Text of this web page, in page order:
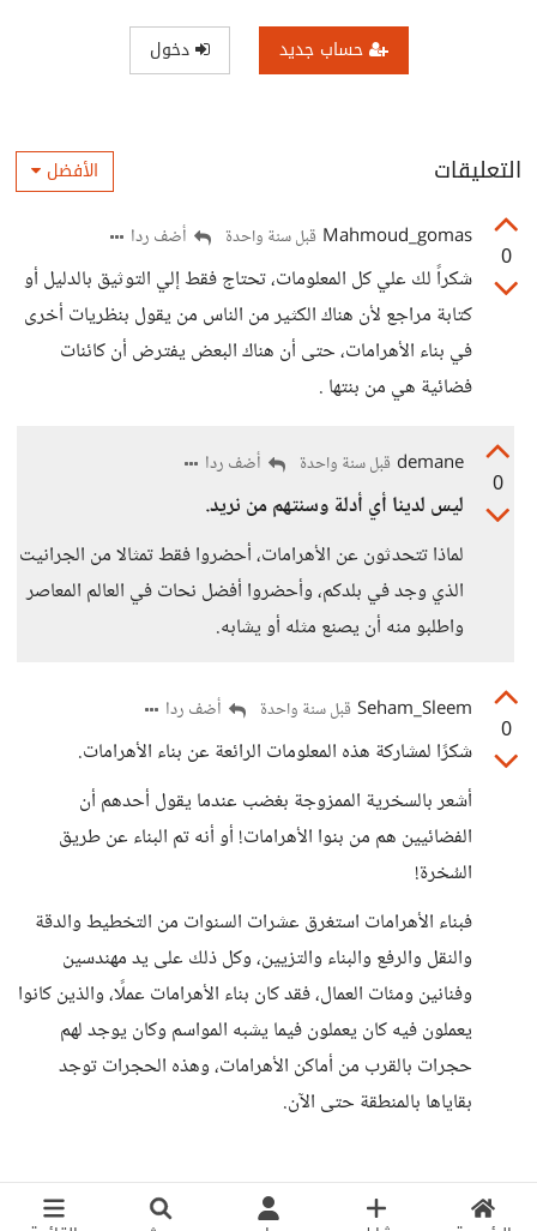
حساب جديد دخول
التعليقات الأفضل
0
Mahmoud_gomas قبل سنة واحدة أضف ردا
شكراً لك علي كل المعلومات، تحتاج فقط إلي التوثيق بالدليل أو
كتابة مراجع لأن هناك الكثير من الناس من يقول بنظريات أخرى
في بناء الأهرامات، حتى أن هناك البعض يفترض أن كائنات
فضائية هي من بنتها .
0
demane قبل سنة واحدة أضف ردا
ليس لدينا أي أدلة وسنتهم من نريد.
لماذا تتحدثون عن الأهرامات، أحضروا فقط تمثالا من الجرانيت
الذي وجد في بلدكم، وأحضروا أفضل نحات في العالم المعاصر
واطلبو منه أن يصنع مثله أو يشابه.
0
Seham_Sleem قبل سنة واحدة أضف ردا
شكرًا لمشاركة هذه المعلومات الرائعة عن بناء الأهرامات.
أشعر بالسخرية الممزوجة بغضب عندما يقول أحدهم أن
الفضائيين هم من بنوا الأهرامات! أو أنه تم البناء عن طريق
السُخرة!
فبناء الأهرامات استغرق عشرات السنوات من التخطيط والدقة
والنقل والرفع والبناء والتزيين، وكل ذلك على يد مهندسين
وفنانين ومئات العمال، فقد كان بناء الأهرامات عملًا، والذين كانوا
يعملون فيه كان يعملون فيما يشبه المواسم وكان يوجد لهم
حجرات بالقرب من أماكن الأهرامات، وهذه الحجرات توجد
بقاياها بالمنطقة حتى الآن.